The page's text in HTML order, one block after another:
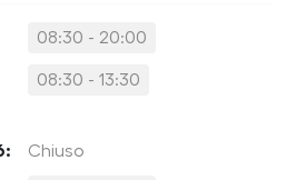
08:30 - 20:00
08:30 - 13:30
Chiuso